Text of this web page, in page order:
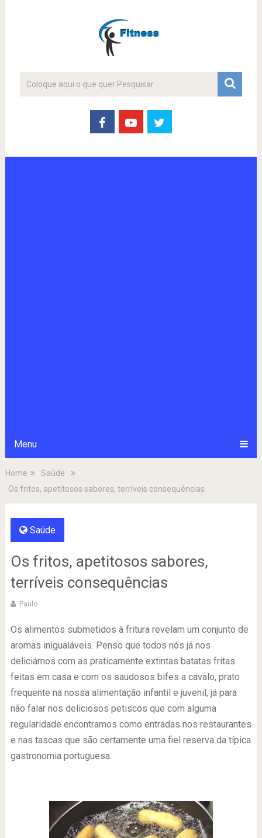
Menu
Home
Saúde
Os fritos, apetitosos sabores, terríveis consequências
Saúde
Os fritos, apetitosos sabores,
terríveis consequências
Paulo
Os alimentos submetidos à fritura revelam um conjunto de
aromas inigualáveis. Penso que todos nós já nos
deliciámos com as praticamente extintas batatas fritas
feitas em casa e com os saudosos bifes a cavalo, prato
frequente na nossa alimentação infantil e juvenil, já para
não falar nos deliciosos petiscos que com alguma
regularidade encontramos como entradas nos restaurantes
e nas tascas que são certamente uma fiel reserva da típica
gastronomia portuguesa.